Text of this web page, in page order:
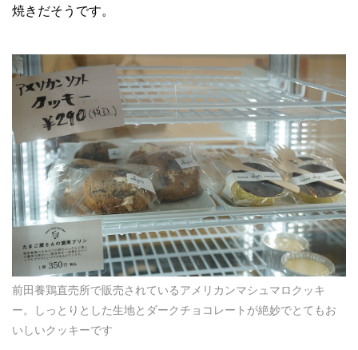
焼きだそうです。
前田養鶏直売所で販売されているアメリカンマシュマロクッキ
ー。しっとりとした生地とダークチョコレートが絶妙でとてもお
いしいクッキーです